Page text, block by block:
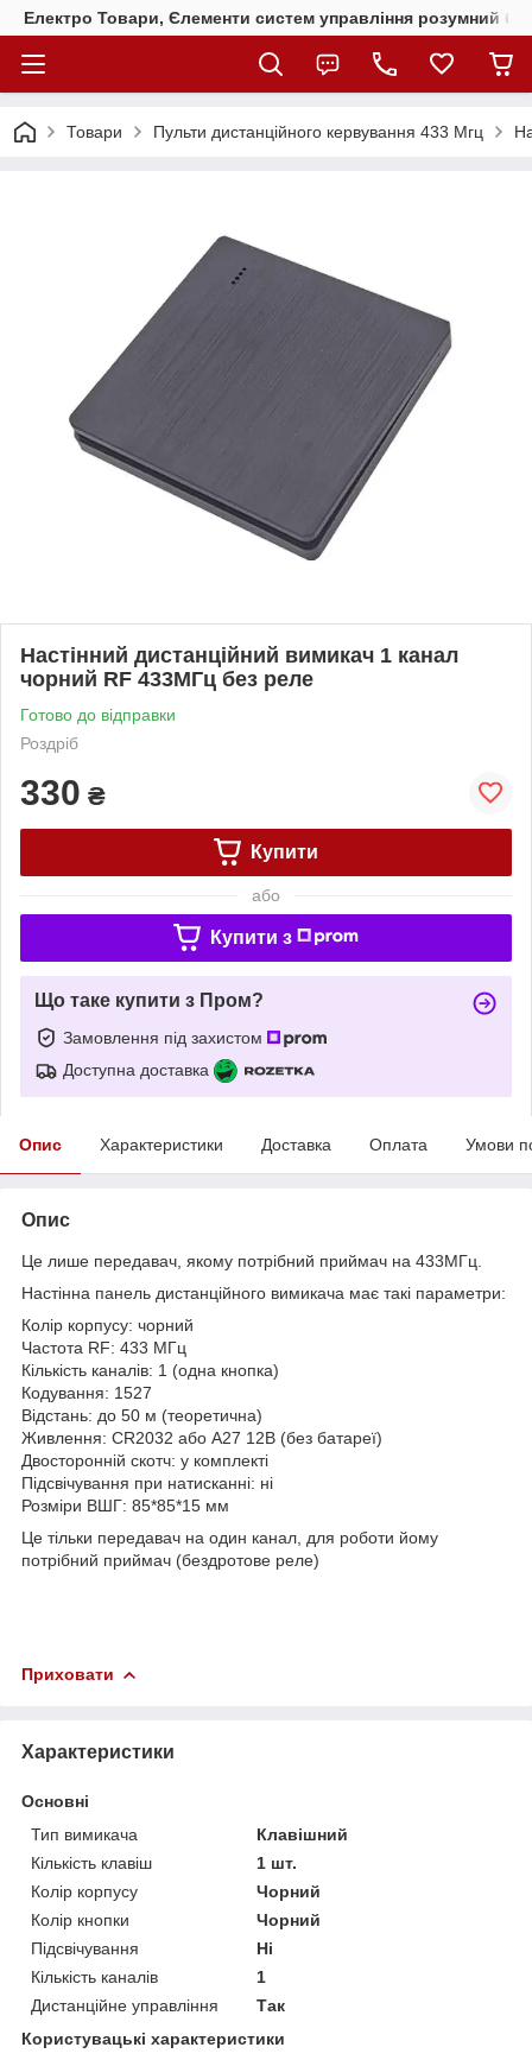
Електро Товари, Єлементи систем управління розумний
Товари Пульти дистанційного кервування 433 Мгц
Настінний дистанційний вимикач 1 канал
чорний RF 433МГц без реле
Готово до відправки
Роздріб
330 ₴
Купити
або
Купити з
Що таке купити з Пром?
Замовлення під захистом
Доступна доставка
Опис Характеристики Доставка Оплата Умови
Опис
Це лише передавач, якому потрібний приймач на 433МГц.
Настінна панель дистанційного вимикача має такі параметри:
Колір корпусу: чорний
Частота RF: 433 МГц
Кількість каналів: 1 (одна кнопка)
Кодування: 1527
Відстань: до 50 м (теоретична)
Живлення: CR2032 або А27 12В (без батареї)
Двосторонній скотч: у комплекті
Підсвічування при натисканні: ні
Розміри ВШГ: 85*85*15 мм
Це тільки передавач на один канал, для роботи йому
потрібний приймач (бездротове реле)
Приховати
Характеристики
Основні
Тип вимикача
Клавішний
Кількість клавіш
1 шт.
Колір корпусу
Чорний
Колір кнопки
Чорний
Підсвічування
Ні
Кількість каналів
1
Дистанційне управління
Так
Користувацькі характеристики